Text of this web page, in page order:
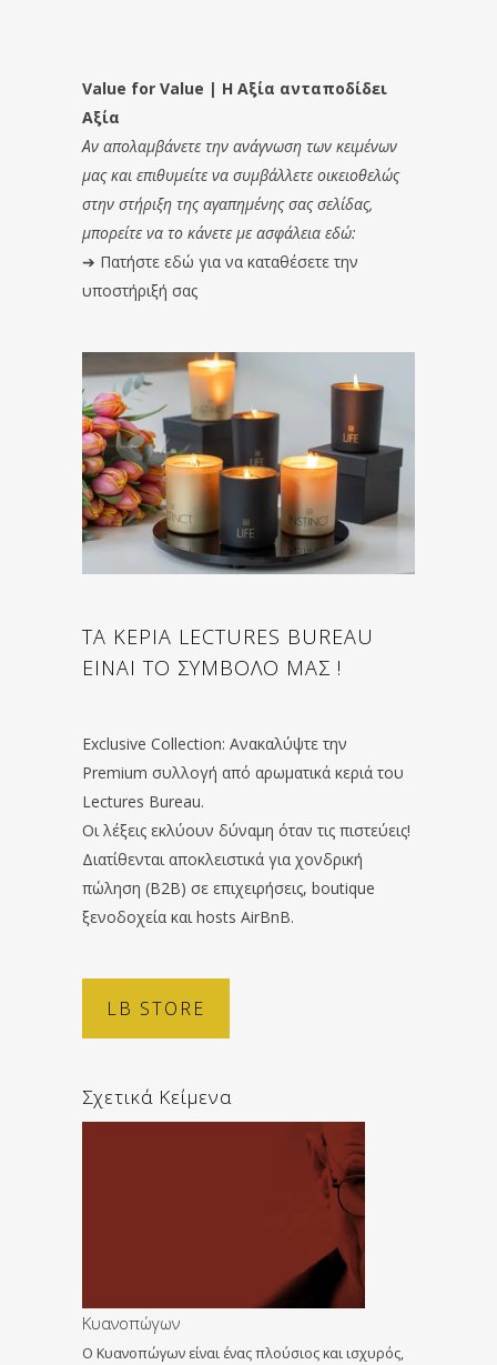
Value for Value | Η Αξία ανταποδίδει
Αξία
Αν απολαμβάνετε την ανάγνωση των κειμένων
μας και επιθυμείτε να συμβάλλετε οικειοθελώς
στην στήριξη της αγαπημένης σας σελίδας,
μπορείτε να το κάνετε με ασφάλεια εδώ:
➔ Πατήστε εδώ για να καταθέσετε την
υποστήριξή σας
ΤΑ ΚΕΡΙΑ LECTURES BUREAU
ΕΙΝΑΙ ΤΟ ΣΥΜΒΟΛΟ ΜΑΣ !
Exclusive Collection: Ανακαλύψτε την
Premium συλλογή από αρωματικά κεριά του
Lectures Bureau.
Οι λέξεις εκλύουν δύναμη όταν τις πιστεύεις!
Διατίθενται αποκλειστικά για χονδρική
πώληση (B2B) σε επιχειρήσεις, boutique
ξενοδοχεία και hosts AirBnB.
LB STORE
Σχετικά Κείμενα
Κυανοπώγων
Ο Κυανοπώγων είναι ένας πλούσιος και ισχυρός,